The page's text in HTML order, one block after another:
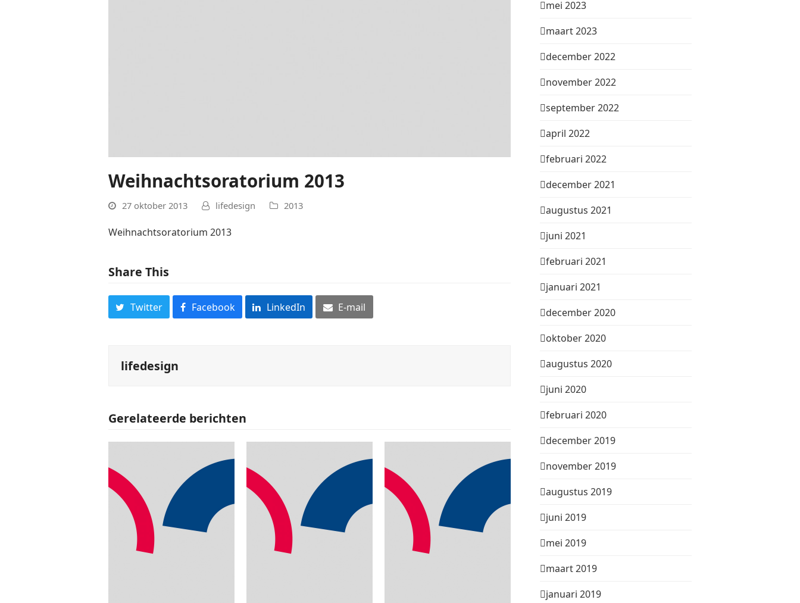
Weihnachtsoratorium 2013
27 oktober 2013 lifedesign 2013
Weihnachtsoratorium 2013
Share This
Twitter Facebook LinkedIn E-mail
lifedesign
Gerelateerde berichten
mei 2023
maart 2023
december 2022
november 2022
september 2022
april 2022
februari 2022
december 2021
augustus 2021
juni 2021
februari 2021
januari 2021
december 2020
oktober 2020
augustus 2020
juni 2020
februari 2020
december 2019
november 2019
augustus 2019
juni 2019
mei 2019
maart 2019
januari 2019